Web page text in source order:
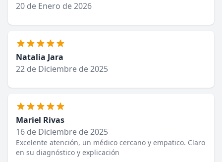
20 de Enero de 2026
Natalia Jara
22 de Diciembre de 2025
Mariel Rivas
16 de Diciembre de 2025
Excelente atención, un médico cercano y empatico. Claro
en su diagnóstico y explicación